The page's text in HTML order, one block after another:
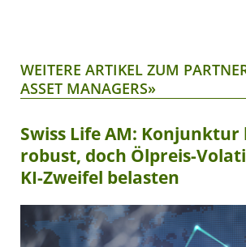
WEITERE ARTIKEL ZUM
ASSET MANAGERS»
Swiss Life AM: Konjunktur
robust, doch Ölpreis-
KI-Zweifel belasten